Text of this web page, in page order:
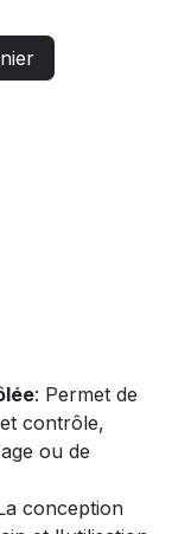
: Permet de
contrôle,
ou de
conception